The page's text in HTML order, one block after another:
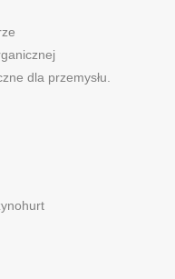
dla przemysłu.